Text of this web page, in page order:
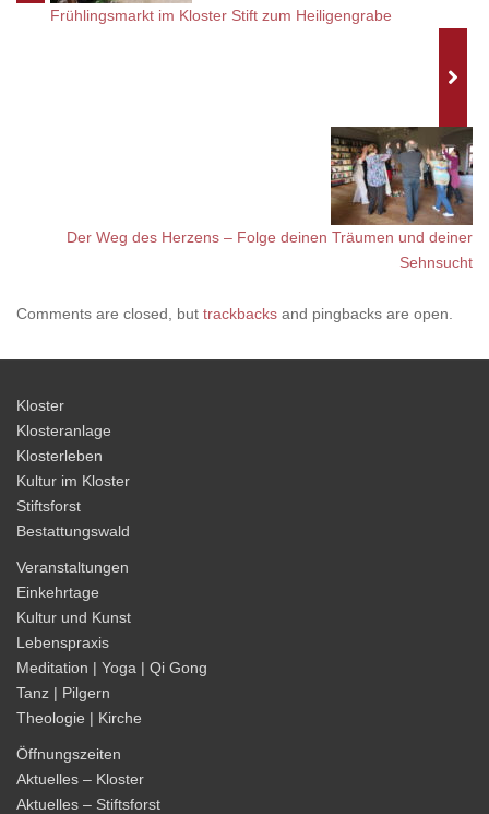
Frühlingsmarkt im Kloster Stift zum Heiligengrabe
Der Weg des Herzens – Folge deinen Träumen und deiner
Sehnsucht
Comments are closed, but trackbacks and pingbacks are open.
Kloster
Klosteranlage
Klosterleben
Kultur im Kloster
Stiftsforst
Bestattungswald
Veranstaltungen
Einkehrtage
Kultur und Kunst
Lebenspraxis
Meditation | Yoga | Qi Gong
Tanz | Pilgern
Theologie | Kirche
Öffnungszeiten
Aktuelles – Kloster
Aktuelles – Stiftsforst